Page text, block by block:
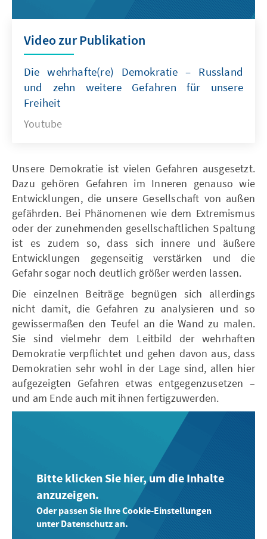
Video zur Publikation
Die wehrhafte(re) Demokratie – Russland
und zehn weitere Gefahren für unsere
Freiheit
Youtube
Unsere Demokratie ist vielen Gefahren ausgesetzt.
Dazu gehören Gefahren im Inneren genauso wie
Entwicklungen, die unsere Gesellschaft von außen
gefährden. Bei Phänomenen wie dem Extremismus
oder der zunehmenden gesellschaftlichen Spaltung
ist es zudem so, dass sich innere und äußere
Entwicklungen gegenseitig verstärken und die
Gefahr sogar noch deutlich größer werden lassen.
Die einzelnen Beiträge begnügen sich allerdings
nicht damit, die Gefahren zu analysieren und so
gewissermaßen den Teufel an die Wand zu malen.
Sie sind vielmehr dem Leitbild der wehrhaften
Demokratie verpflichtet und gehen davon aus, dass
Demokratien sehr wohl in der Lage sind, allen hier
aufgezeigten Gefahren etwas entgegenzusetzen –
und am Ende auch mit ihnen fertigzuwerden.
Bitte klicken Sie hier, um die Inhalte
anzuzeigen.
Oder passen Sie Ihre Cookie-Einstellungen
unter Datenschutz an.